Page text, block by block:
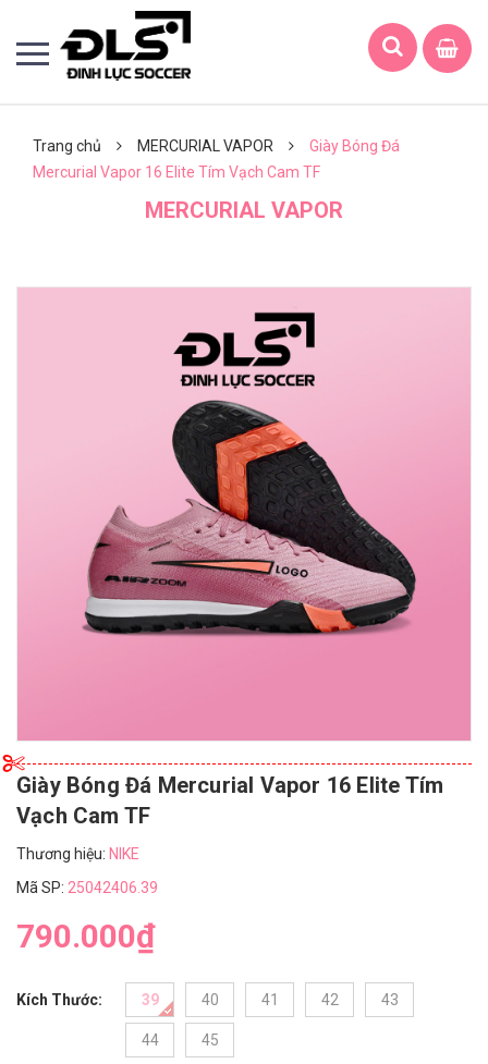
Trang chủ MERCURIAL VAPOR
Giày Bóng Đá
Mercurial Vapor 16 Elite Tím Vạch Cam TF
MERCURIAL VAPOR
Giày Bóng Đá Mercurial Vapor 16 Elite Tím
Vạch Cam TF
Thương hiệu: NIKE
Mã SP: 25042406.39
790.000₫
Kích Thước: 39 40 41 42 43
44 45